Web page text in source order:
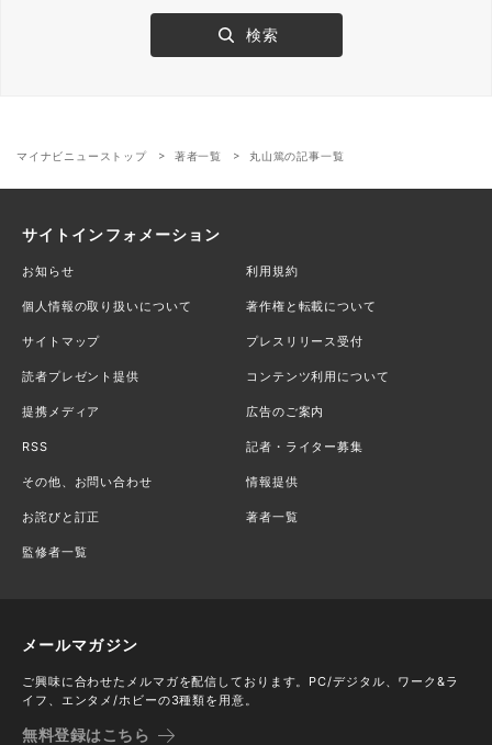
マイナビニューストップ 著者一覧 丸山篤の記事一覧
サイトインフォメーション
お知らせ 利用規約
個人情報の取り扱いについて 著作権と転載について
サイトマップ プレスリリース受付
読者プレゼント提供 コンテンツ利用について
提携メディア 広告のご案内
RSS 記者・ライター募集
その他、お問い合わせ 情報提供
お詫びと訂正 著者一覧
監修者一覧
メールマガジン
ご興味に合わせたメルマガを配信しております。PC/デジタル、ワーク&ラ
イフ、エンタメ/ホビーの3種類を用意。
無料登録はこちら